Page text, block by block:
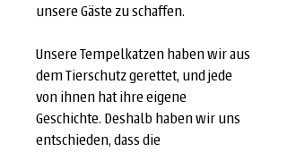
unsere Gäste zu schaffen.
Unsere Tempelkatzen haben wir aus
dem Tierschutz gerettet, und jede
von ihnen hat ihre eigene
Geschichte. Deshalb haben wir uns
entschieden, dass die